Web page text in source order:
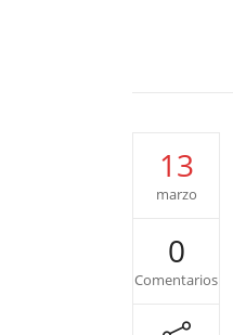
13
marzo
0
Comentarios